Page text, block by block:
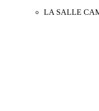
LA SALLE